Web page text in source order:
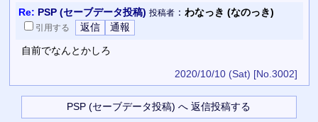
Re: PSP (セーブデータ投稿) 投稿者： わなっき (なのっき)
引用する
自前でなんとかしろ
2020/10/10 (Sat) [No.3002]